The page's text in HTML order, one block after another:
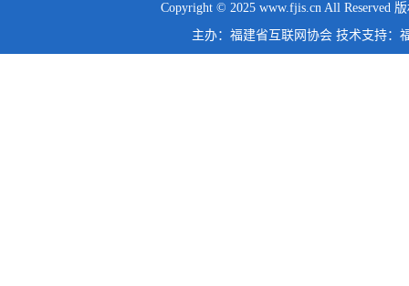
Copyright © 2025 www.fjis.cn All Reserved
主办：福建省互联网协会 技术支持：